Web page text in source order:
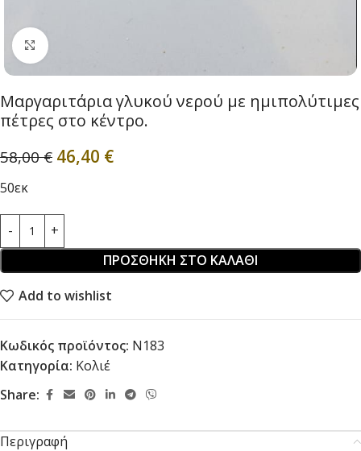
Click to enlarge
Μαργαριτάρια γλυκού νερού με ημιπολύτιμες
πέτρες στο κέντρο.
58,00€ 46,40 €
50εκ
ΠΡΟΣΘΉΚΗ ΣΤΟ ΚΑΛΆΘΙ
Add to wishlist
Κωδικός προϊόντος: Ν183
Κατηγορία: Κολιέ
Share:
Περιγραφή